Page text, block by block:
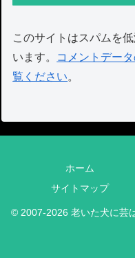
このサイトはスパムを
います。
コメントデー
覧ください。
ホーム
サイトマップ
© 2007-2026 老いた犬に芸